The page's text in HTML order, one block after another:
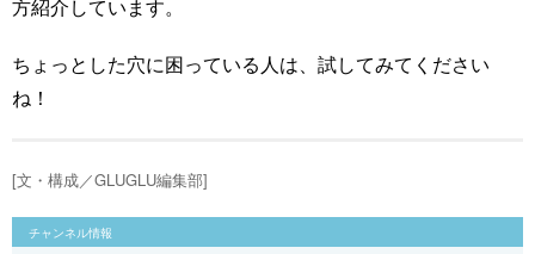
方紹介しています。
ちょっとした穴に困っている人は、試してみてください
ね！
[文・構成／GLUGLU編集部]
チャンネル情報